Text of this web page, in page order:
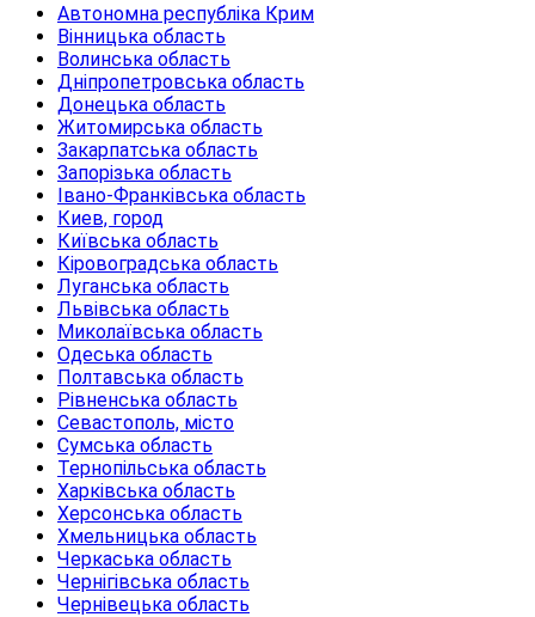
Автономна республіка Крим
Вінницька область
Волинська область
Дніпропетровська область
Донецька область
Житомирська область
Закарпатська область
Запорізька область
Івано-Франківська область
Киев, город
Київська область
Кіровоградська область
Луганська область
Львівська область
Миколаївська область
Одеська область
Полтавська область
Рівненська область
Севастополь, місто
Сумська область
Тернопільська область
Харківська область
Херсонська область
Хмельницька область
Черкаська область
Чернігівська область
Чернівецька область